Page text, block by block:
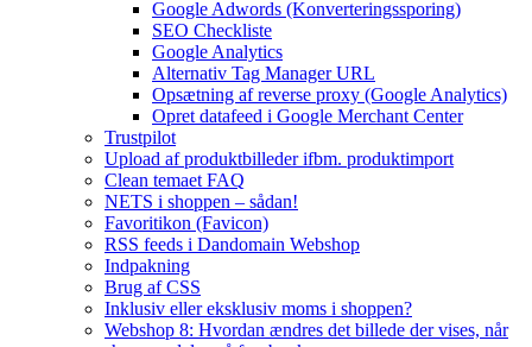
Google Adwords (Konverteringssporing)
SEO Checkliste
Google Analytics
Alternativ Tag Manager URL
Opsætning af reverse proxy (Google Analytics)
Opret datafeed i Google Merchant Center
Trustpilot
Upload af produktbilleder ifbm. produktimport
Clean temaet FAQ
NETS i shoppen – sådan!
Favoritikon (Favicon)
RSS feeds i Dandomain Webshop
Indpakning
Brug af CSS
Inklusiv eller eksklusiv moms i shoppen?
Webshop 8: Hvordan ændres det billede der vises, når